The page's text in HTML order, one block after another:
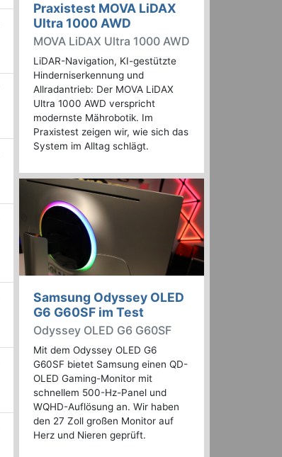
Praxistest MOVA LiDAX
Ultra 1000 AWD
MOVA LiDAX Ultra 1000 AWD
LiDAR-Navigation, KI-gestützte
Hinderniserkennung und
Allradantrieb: Der MOVA LiDAX
Ultra 1000 AWD verspricht
modernste Mährobotik. Im
Praxistest zeigen wir, wie sich das
System im Alltag schlägt.
Samsung Odyssey OLED
G6 G60SF im Test
Odyssey OLED G6 G60SF
Mit dem Odyssey OLED G6
G60SF bietet Samsung einen QD-
OLED Gaming-Monitor mit
schnellem 500-Hz-Panel und
WQHD-Auflösung an. Wir haben
den 27 Zoll großen Monitor auf
Herz und Nieren geprüft.